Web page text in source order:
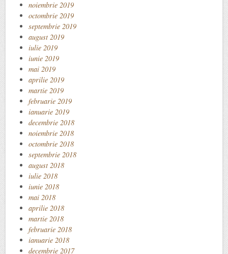
noiembrie 2019
octombrie 2019
septembrie 2019
august 2019
iulie 2019
iunie 2019
mai 2019
aprilie 2019
martie 2019
februarie 2019
ianuarie 2019
decembrie 2018
noiembrie 2018
octombrie 2018
septembrie 2018
august 2018
iulie 2018
iunie 2018
mai 2018
aprilie 2018
martie 2018
februarie 2018
ianuarie 2018
decembrie 2017